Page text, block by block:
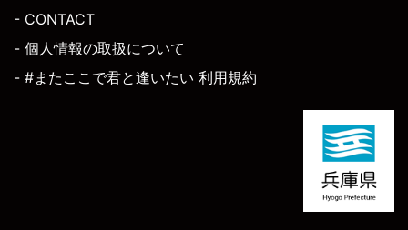
- CONTACT
- 個人情報の取扱について
- #またここで君と逢いたい 利用規約